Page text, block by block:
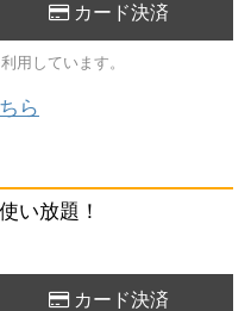
カード決済
用しています。
ら
い放題！
カード決済